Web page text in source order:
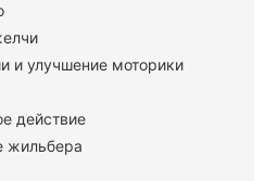
и улучшение моторики
действие
жильбера